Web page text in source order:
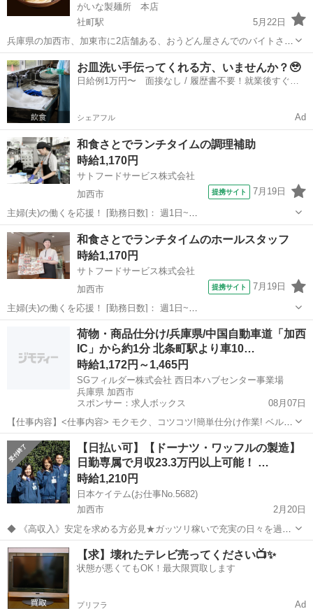
がいな製麺所 本店
社町駅
5月22日
兵庫県の加西市、加東市に2店舗ある、おうどん屋さんでのバイトさん
を募集いたします！ テレビにも出たことのある、美味しいおうどん屋
さんです♪ 加西店 ⭐︎勤務時間 9:30-16:30 1日3時間〜、週1日〜ok！要
相談！ ...
兵庫 加西市 社町駅 その他 土日
お皿洗い手伝ってくれる方、いませんか？🥹
日給例1万円〜 面接なし / 履歴書不要！就業後すぐに
シェアフル Ad
和食さとでランチタイムの調理補助
時給1,170円
サトフードサービス株式会社
加西市
提携サイト 7月19日
主婦(夫)の働くを応援！ [勤務日数]： 週1日~
10:00~13:00/10:00~14:00/11:00~14:00/11:00~15:00/14:00~17:00 [勤務
地・最寄駅]： 兵庫県加西市北条町東高室...
兵庫 加西市 その他
和食さとでランチタイムのホールスタッフ
時給1,170円
サトフードサービス株式会社
加西市
提携サイト 7月19日
主婦(夫)の働くを応援！ [勤務日数]： 週1日~
10:00~13:00/10:00~14:00/11:00~14:00/11:00~15:00/14:00~17:00 [勤務
地・最寄駅]： 兵庫県加西市北条町東高室...
加西市 その他
荷物・商品仕分け/兵庫県/中国自動車道「加西
IC」から約1分 北条町駅より車10…
時給1,172円～1,465円
SGフィルダー株式会社 西日本ハブセンター事業場
兵庫県 加西市
スポンサー：求人ボックス
08月07日
【仕事内容】<仕事内容> モクモク、コツコツ!簡単仕分け作業! ベルト
コンベア上にお荷物が流れてくる お荷物に貼ってある伝票番号を確認!
担当のレーンに引き込むだけ! ・未経験スタートの方もスグにご活躍い
ただけます! 【経験・資格...
アルバイト・パート
【日払い可】【ドーナツ・ワッフルの製造】
日勤専属で月収23.3万円以上可能！ …
時給1,210円
日本ケイテム(お仕事No.5682)
加西市
2月20日
◆ 《高収入》安定を求める方必見★ガッツリ稼いで充実の日々を過ご
しませんか ◆ 目的に合った働き方を始めるなら日本ケイテム！ 仕事
もプライベートも満喫したい貴方にオススメ！ 未経験OK/家チカなど
★あなたの希望を教えてくだ...
兵庫 加西市 その他 スタッフ
【求】壊れたテレビ売ってください📺✨
状態が悪くてもOK！最大限買取します
プリフラ Ad